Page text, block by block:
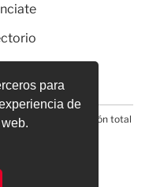
para
de
la reproducción total
electrónico*